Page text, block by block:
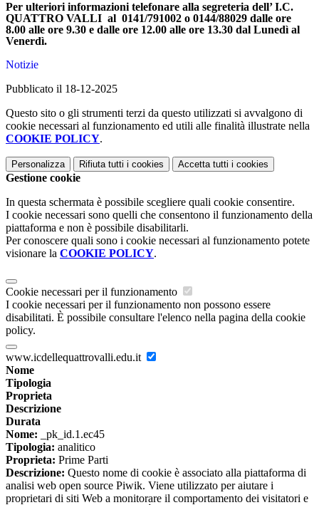
Per ulteriori informazioni telefonare alla segreteria dell’ I.C.
QUATTRO VALLI al 0141/791002 o 0144/88029 dalle ore
8.00 alle ore 9.30 e dalle ore 12.00 alle ore 13.30 dal Lunedì al
Venerdì.
Notizie
Pubblicato il 18-12-2025
Questo sito o gli strumenti terzi da questo utilizzati si avvalgono di
cookie necessari al funzionamento ed utili alle finalità illustrate nella
COOKIE POLICY.
Personalizza Rifiuta tutti i cookies Accetta tutti i cookies
Gestione cookie
In questa schermata è possibile scegliere quali cookie consentire.
I cookie necessari sono quelli che consentono il funzionamento della
piattaforma e non è possibile disabilitarli.
Per conoscere quali sono i cookie necessari al funzionamento potete
visionare la COOKIE POLICY.
Cookie necessari per il funzionamento
I cookie necessari per il funzionamento non possono essere
disabilitati. È possibile consultare l'elenco nella pagina della cookie
policy.
www.icdellequattrovalli.edu.it
Nome
Tipologia
Proprieta
Descrizione
Durata
Nome: _pk_id.1.ec45
Tipologia: analitico
Proprieta: Prime Parti
Descrizione: Questo nome di cookie è associato alla piattaforma di
analisi web open source Piwik. Viene utilizzato per aiutare i
proprietari di siti Web a monitorare il comportamento dei visitatori e